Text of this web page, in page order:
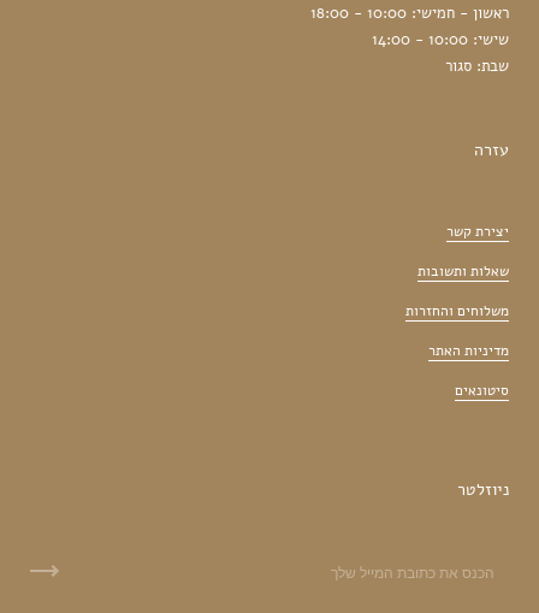
ראשון - חמישי: 10:00 - 18:00
שישי: 10:00 - 14:00
שבת: סגור
עזרה
יצירת קשר
שאלות ותשובות
משלוחים והחזרות
מדיניות האתר
סיטונאים
ניוזלטר